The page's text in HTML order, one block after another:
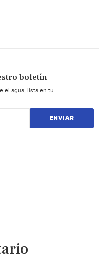
boletín
el agua, lista en tu
ENVIAR